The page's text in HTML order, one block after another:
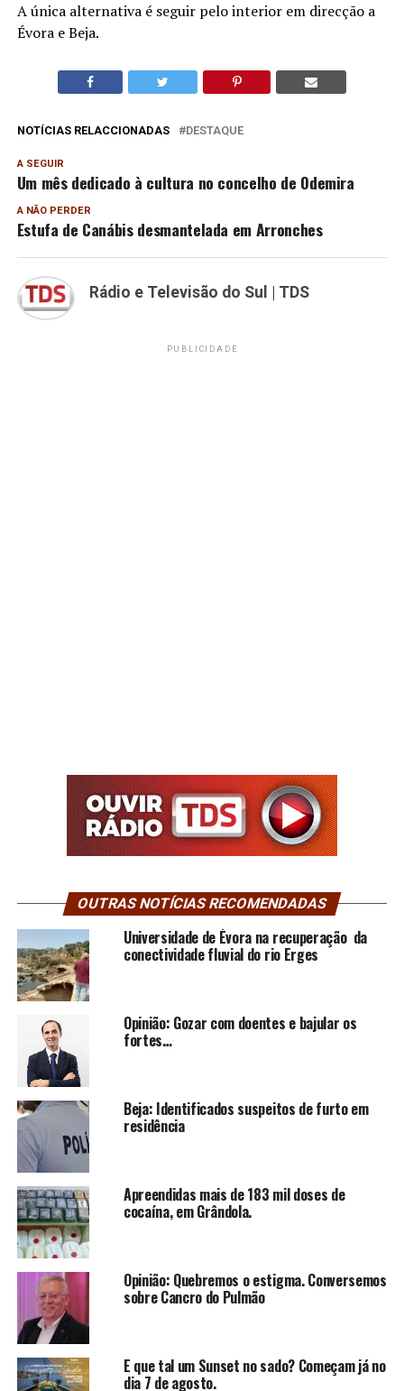
A única alternativa é seguir pelo interior em direcção a
Évora e Beja.
NOTÍCIAS RELACCIONADAS DESTAQUE
A SEGUIR
Um mês dedicado à cultura no concelho de Odemira
A NÃO PERDER
Estufa de Canábis desmantelada em Arronches
Rádio e Televisão do Sul | TDS
PUBLICIDADE
OUTRAS NOTÍCIAS RECOMENDADAS
Universidade de Évora na recuperação da
conectividade fluvial do rio Erges
Opinião: Gozar com doentes e bajular os
fortes…
Beja: Identificados suspeitos de furto em
residência
Apreendidas mais de 183 mil doses de
cocaína, em Grândola.
Opinião: Quebremos o estigma. Conversemos
sobre Cancro do Pulmão
E que tal um Sunset no sado? Começam já no
dia 7 de agosto.